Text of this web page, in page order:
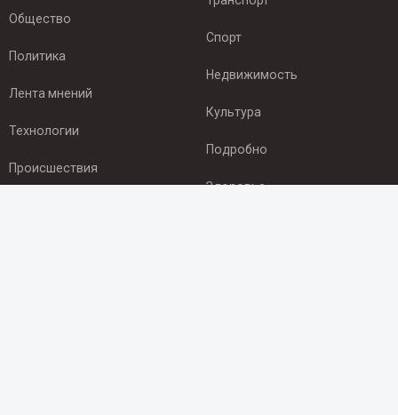
Общество
Политика
Лента мнений
Технологии
Происшествия
Спорт
Недвижимость
Культура
Подробно
Здоровье